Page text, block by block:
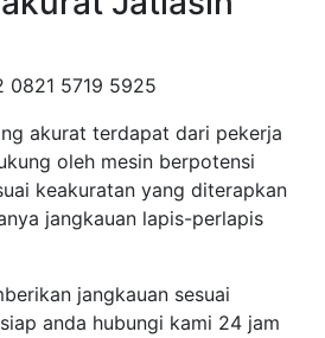
0821 5719 5925
akurat terdapat dari pekerja
oleh mesin berpotensi
keakuratan yang diterapkan
jangkauan lapis-perlapis
jangkauan sesuai
anda hubungi kami 24 jam